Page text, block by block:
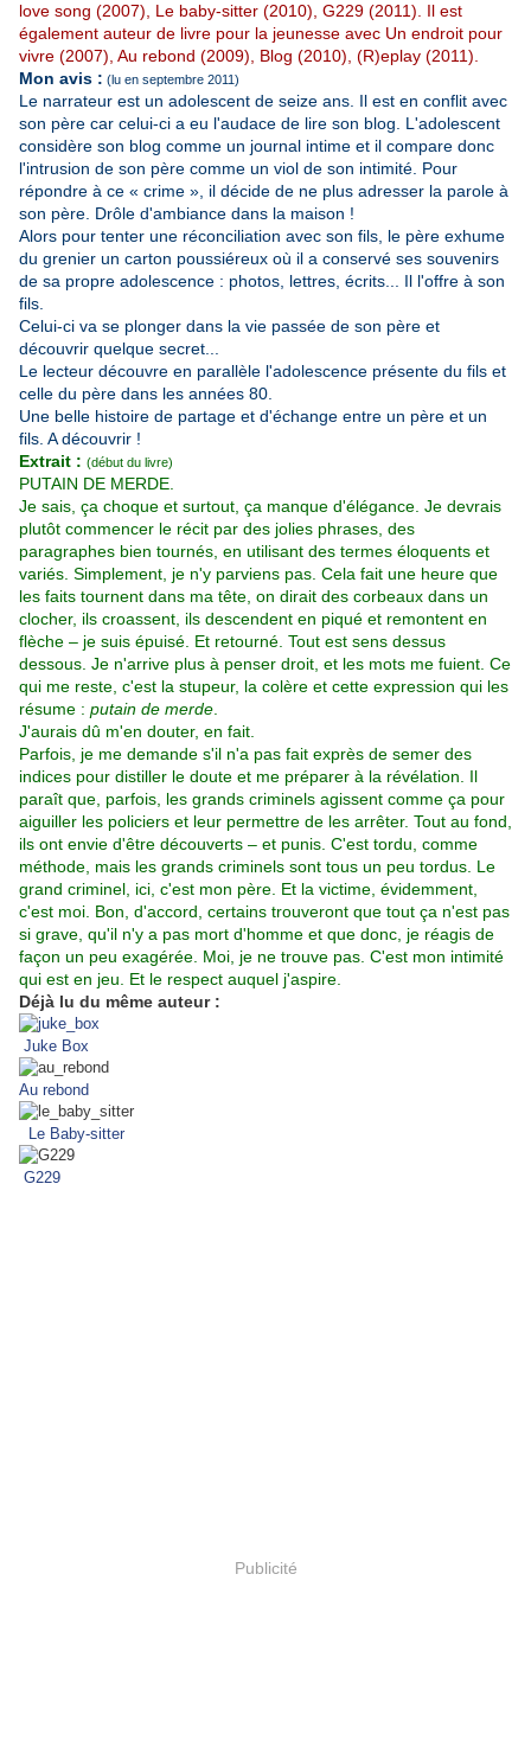
love song (2007), Le baby-sitter (2010), G229 (2011). Il est
également auteur de livre pour la jeunesse avec Un endroit pour
vivre (2007), Au rebond (2009), Blog (2010), (R)eplay (2011).
Mon avis : (lu en septembre 2011)
Le narrateur est un adolescent de seize ans. Il est en conflit avec
son père car celui-ci a eu l'audace de lire son blog. L'adolescent
considère son blog comme un journal intime et il compare donc
l'intrusion de son père comme un viol de son intimité. Pour
répondre à ce « crime », il décide de ne plus adresser la parole à
son père. Drôle d'ambiance dans la maison !
Alors pour tenter une réconciliation avec son fils, le père exhume
du grenier un carton poussiéreux où il a conservé ses souvenirs
de sa propre adolescence : photos, lettres, écrits... Il l'offre à son
fils.
Celui-ci va se plonger dans la vie passée de son père et
découvrir quelque secret...
Le lecteur découvre en parallèle l'adolescence présente du fils et
celle du père dans les années 80.
Une belle histoire de partage et d'échange entre un père et un
fils. A découvrir !
Extrait : (début du livre)
PUTAIN DE MERDE.
Je sais, ça choque et surtout, ça manque d'élégance. Je devrais
plutôt commencer le récit par des jolies phrases, des
paragraphes bien tournés, en utilisant des termes éloquents et
variés. Simplement, je n'y parviens pas. Cela fait une heure que
les faits tournent dans ma tête, on dirait des corbeaux dans un
clocher, ils croassent, ils descendent en piqué et remontent en
flèche – je suis épuisé. Et retourné. Tout est sens dessus
dessous. Je n'arrive plus à penser droit, et les mots me fuient. Ce
qui me reste, c'est la stupeur, la colère et cette expression qui les
résume : putain de merde
J'aurais dû m'en douter, en fait.
Parfois, je me demande s'il n'a pas fait exprès de semer des
indices pour distiller le doute et me préparer à la révélation. Il
paraît que, parfois, les grands criminels agissent comme ça pour
aiguiller les policiers et leur permettre de les arrêter. Tout au fond,
ils ont envie d'être découverts – et punis. C'est tordu, comme
méthode, mais les grands criminels sont tous un peu tordus. Le
grand criminel, ici, c'est mon père. Et la victime, évidemment,
c'est moi. Bon, d'accord, certains trouveront que tout ça n'est pas
si grave, qu'il n'y a pas mort d'homme et que donc, je réagis de
façon un peu exagérée. Moi, je ne trouve pas. C'est mon intimité
qui est en jeu. Et le respect auquel j'aspire.
Déjà lu du même auteur :
Juke Box
Au rebond
Le Baby-sitter
G229
Publicité